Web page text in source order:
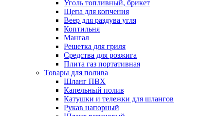
Уголь топливный, брикет
Щепа для копчения
Веер для раздува угля
Коптильня
Мангал
Решетка для гриля
Средства для розжига
Плита газ портативная
Товары для полива
Шланг ПВХ
Капельный полив
Катушки и тележки для шлангов
Рукав напорный